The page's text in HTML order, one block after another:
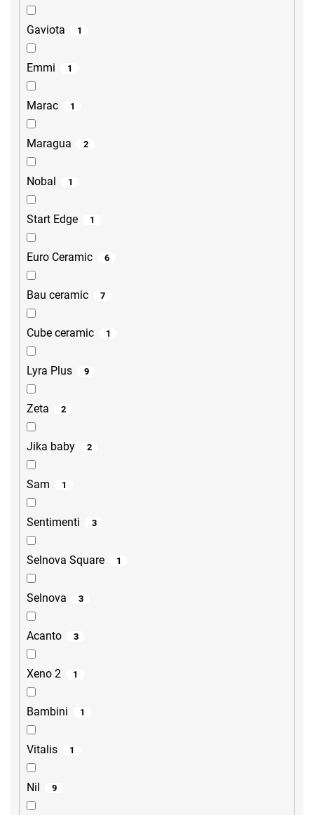
Gaviota 1
Emmi 1
Marac 1
Maragua 2
Nobal 1
Start Edge 1
Euro Ceramic 6
Bau ceramic 7
Cube ceramic 1
Lyra Plus 9
Zeta 2
Jika baby 2
Sam 1
Sentimenti 3
Selnova Square 1
Selnova 3
Acanto 3
Xeno 2 1
Bambini 1
Vitalis 1
Nil 9